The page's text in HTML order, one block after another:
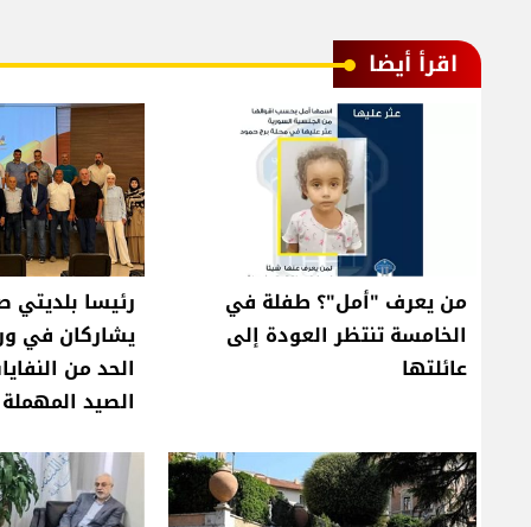
اقرأ أيضا
من يعرف "أمل"؟ طفلة في
الخامسة تنتظر العودة إلى
عائلتها
رئيسا بلديتي
يشاركان في
الحد من
الصيد المهملة